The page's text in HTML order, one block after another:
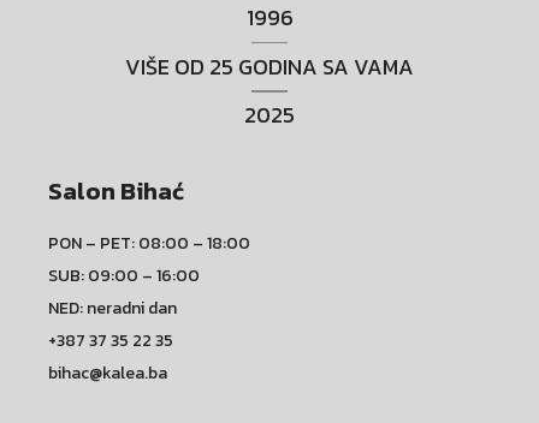
1996
VIŠE OD 25 GODINA SA VAMA
2025
Salon Bihać
PON – PET: 08:00 – 18:00
SUB: 09:00 – 16:00
NED: neradni dan
+387 37 35 22 35
bihac@kalea.ba